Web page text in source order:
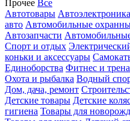
Прочее Все
Автотовары Автоэлектроника
авто Автомобильные
Автозапчасти
Спорт и отдых
коньки и аксессуары
Единоборства Фитнес и
Охота и рыбалка Водный
Дом, дача, ремонт
Детские товары Детские
гигиена Товары для